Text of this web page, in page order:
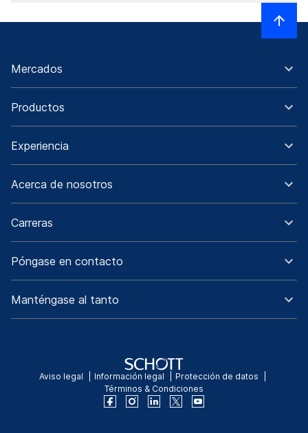
Mercados
Productos
Experiencia
Acerca de nosotros
Carreras
Póngase en contacto
Manténgase al tanto
Aviso legal Información legal
Protección de datos
Términos & Condiciones